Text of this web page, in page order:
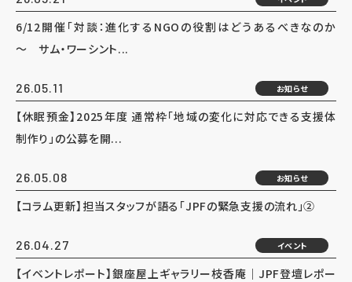
6/12開催「対談：進化するNGOの役割はどうあるべきなのか
～ サム・ワーシント...
26.05.11 お知らせ
【休眠預金】2025年度 通常枠「地域の変化に対応できる支援体
制作り」の公募を開...
26.05.08 お知らせ
【コラム更新】担当スタッフが語る「JPFの緊急支援の流れ」②
26.04.27 イベント
【イベントレポート】銀座屋上ギャラリー枝香庵｜JPF登壇レポー